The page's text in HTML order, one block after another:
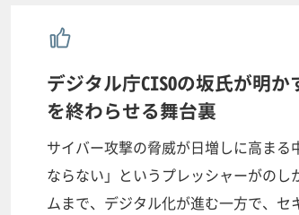
デジタル庁CISOの坂氏が明
を終わらせる舞台裏
サイバー攻撃の脅威が日増しに高ま
ならない」というプレッシャーがの
ムまで、デジタル化が進む一方で、